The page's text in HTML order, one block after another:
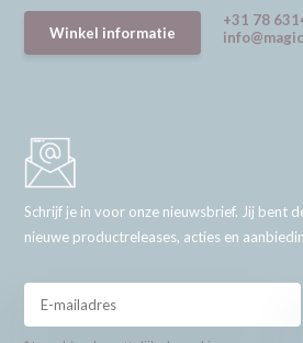
Winkel informatie
+31 78
Schrijf je in voor onze nieuwsbrief. Jij bent
nieuwe productreleases, acties en